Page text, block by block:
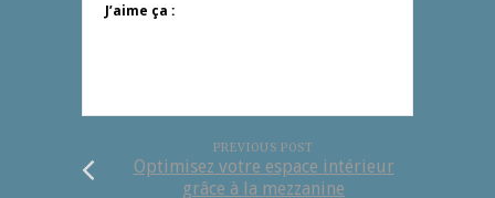
J’aime ça :
PREVIOUS POST
Optimisez votre espace intérieur
grâce à la mezzanine